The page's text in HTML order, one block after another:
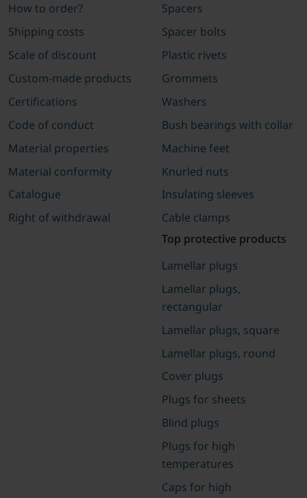
How to order?
Shipping costs
Scale of discount
Custom-made products
Certifications
Code of conduct
Material properties
Material conformity
Catalogue
Right of withdrawal
Spacers
Spacer bolts
Plastic rivets
Grommets
Washers
Bush bearings with collar
Machine feet
Knurled nuts
Insulating sleeves
Cable clamps
Top protective products
Lamellar plugs
Lamellar plugs,
rectangular
Lamellar plugs, square
Lamellar plugs, round
Cover plugs
Plugs for sheets
Blind plugs
Plugs for high
temperatures
Caps for high